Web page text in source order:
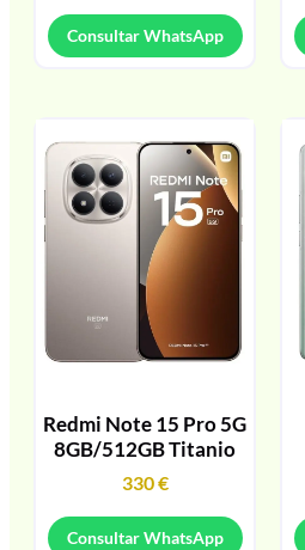
Consultar WhatsApp
Redmi Note 15 Pro 5G
8GB/512GB Titanio
330€
Consultar WhatsApp